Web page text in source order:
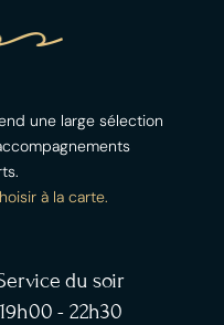
une large sélection
à la carte.
du soir
19h00 - 22h30